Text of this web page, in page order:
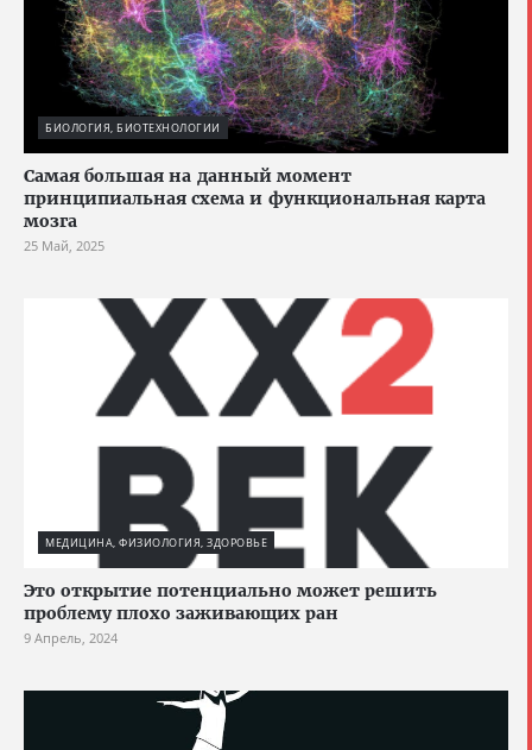
БИОЛОГИЯ, БИОТЕХНОЛОГИИ
Cамая большая на данный момент
принципиальная схема и функциональная карта
мозга
25 Май, 2025
МЕДИЦИНА, ФИЗИОЛОГИЯ, ЗДОРОВЬЕ
Это открытие потенциально может решить
проблему плохо заживающих ран
9 Апрель, 2024